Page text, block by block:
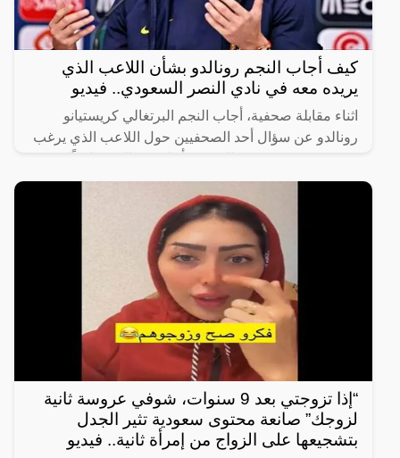
كيف أجاب النجم رونالدو بشأن اللاعب الذي
يريده معه في نادي النصر السعودي.. فيديو
اثناء مقابلة صحفية، أجاب النجم البرتغالي كريستيانو
رونالدو عن سؤال أحد الصحفيين حول اللاعب الذي يرغب
“أختارك أنت،
“إذا تزوجتي بعد 9 سنوات، شوفي عروسة ثانية
لزوجك” صانعة محتوى سعودية تثير الجدل
بتشجيعها على الزواج من إمرأة ثانية.. فيديو